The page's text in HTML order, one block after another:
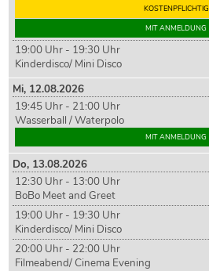
KOSTENPFLICHTIG
MIT ANMELDUNG
19:00 Uhr - 19:30 Uhr
Kinderdisco/ Mini Disco
Mi, 12.08.2026
19:45 Uhr - 21:00 Uhr
Wasserball / Waterpolo
MIT ANMELDUNG
Do, 13.08.2026
12:30 Uhr - 13:00 Uhr
BoBo Meet and Greet
19:00 Uhr - 19:30 Uhr
Kinderdisco/ Mini Disco
20:00 Uhr - 22:00 Uhr
Filmeabend/ Cinema Evening